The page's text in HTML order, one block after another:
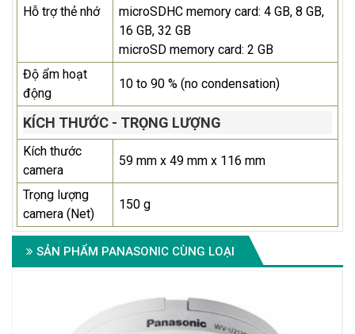
Hỗ trợ thẻ nhớ
microSDHC memory card: 4 GB, 8 GB,
16 GB, 32 GB
microSD memory card: 2 GB
Độ ẩm hoạt
động
10 to 90 % (no condensation)
KÍCH THƯỚC - TRỌNG LƯỢNG
Kích thước
camera
59 mm x 49 mm x 116 mm
Trọng lượng
camera (Net)
150 g
SẢN PHẨM PANASONIC CÙNG LOẠI